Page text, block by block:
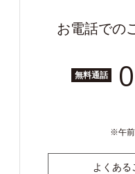
お電話での
無料通話
午
よくある